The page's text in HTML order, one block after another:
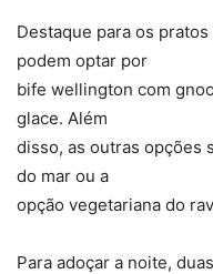
Destaque para os
podem optar por
bife wellington com
glace. Além
disso, as outras opções
do mar ou a
opção vegetariana do
Para adoçar a noite,